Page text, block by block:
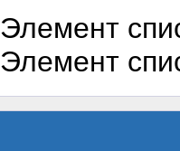
Элемент
Элемент